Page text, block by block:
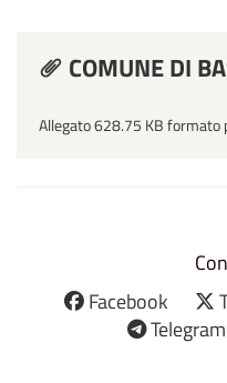
COMUNE DI
Allegato 628.75 KB formato
Facebook
Telegram